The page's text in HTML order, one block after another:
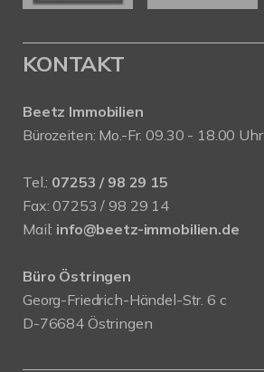
KONTAKT
Beetz Immobilien
Bürozeiten: Mo.-Fr. 09.30 - 18.00 Uhr
Tel.: 07253 / 98 29 15
Fax: 07253 / 98 29 14
Mail: info@beetz-immobilien.de
Büro Östringen
Georg-Friedrich-Händel-Str. 6 c
D-76684 Östringen